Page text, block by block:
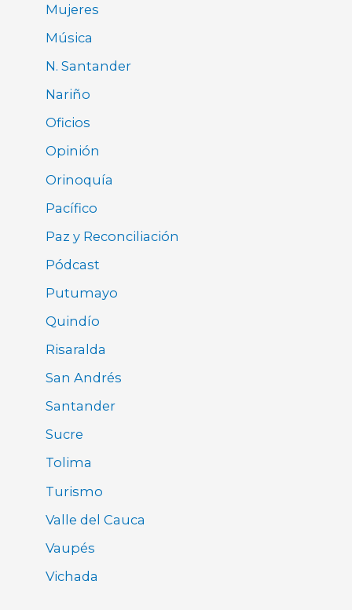
Mujeres
Música
N. Santander
Nariño
Oficios
Opinión
Orinoquía
Pacífico
Paz y Reconciliación
Pódcast
Putumayo
Quindío
Risaralda
San Andrés
Santander
Sucre
Tolima
Turismo
Valle del Cauca
Vaupés
Vichada